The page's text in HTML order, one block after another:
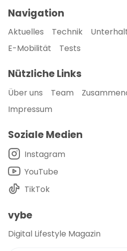
Navigation
Aktuelles Technik
E-Mobilität
Tests
Nützliche Links
Über uns Team
Impressum
Soziale Medien
Instagram
YouTube
TikTok
vybe
Digital Lifestyle Magazin